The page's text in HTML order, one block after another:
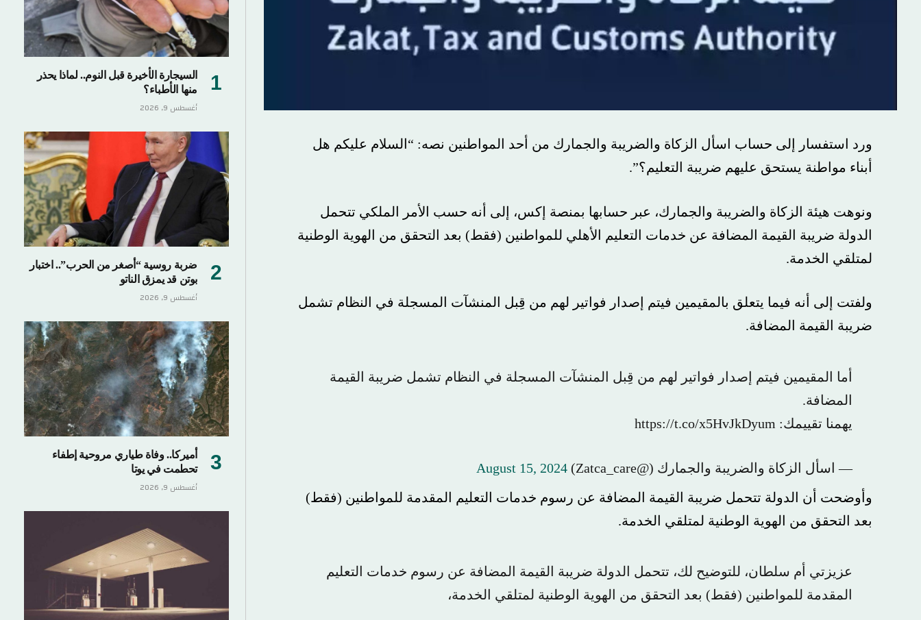
ورد استفسار إلى حساب اسأل الزكاة والضريبة والجمارك من أحد المواطنين نصه: “السلام عليكم هل
أبناء مواطنة يستحق عليهم ضريبة التعليم؟”.
ونوهت هيئة الزكاة والضريبة والجمارك، عبر حسابها بمنصة إكس، إلى أنه حسب الأمر الملكي تتحمل
الدولة ضريبة القيمة المضافة عن خدمات التعليم الأهلي للمواطنين (فقط) بعد التحقق من الهوية الوطنية
لمتلقي الخدمة.
ولفتت إلى أنه فيما يتعلق بالمقيمين فيتم إصدار فواتير لهم من قِبل المنشآت المسجلة في النظام تشمل
ضريبة القيمة المضافة.
أما المقيمين فيتم إصدار فواتير لهم من قِبل المنشآت المسجلة في النظام تشمل ضريبة القيمة
المضافة.
يهمنا تقييمك: https://t.co/x5HvJkDyum
— اسأل الزكاة والضريبة والجمارك (@Zatca_care)
August 15, 2024
وأوضحت أن الدولة تتحمل ضريبة القيمة المضافة عن رسوم خدمات التعليم المقدمة للمواطنين (فقط)
بعد التحقق من الهوية الوطنية لمتلقي الخدمة.
عزيزتي أم سلطان، للتوضيح لك، تتحمل الدولة ضريبة القيمة المضافة عن رسوم خدمات التعليم
المقدمة للمواطنين (فقط) بعد التحقق من الهوية الوطنية لمتلقي الخدمة،
السيجارة الأخيرة قبل النوم.. لماذا يحذر
منها الأطباء؟
أغسطس 9, 2026
ضربة روسية “أصغر من الحرب”.. اختبار
بوتن قد يمزق الناتو
أغسطس 9, 2026
أميركا.. وفاة طياري مروحية إطفاء
تحطمت في يوتا
أغسطس 9, 2026